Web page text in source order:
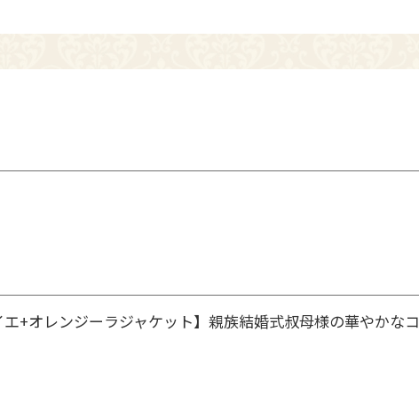
+オレンジーラジャケット】親族結婚式叔母様の華やかなコ